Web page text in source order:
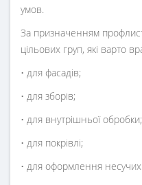
умов.
За призначенням
цільових груп, які варто
• для фасадів;
• для зборів;
• для внутрішньої обробки;
• для покрівлі;
• для оформлення несучих